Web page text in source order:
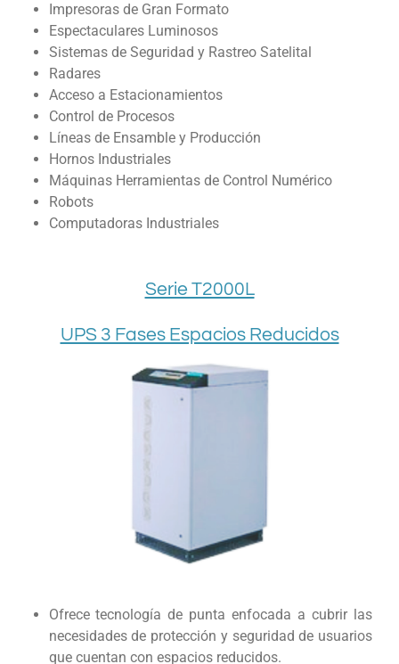
Impresoras de Gran Formato
Espectaculares Luminosos
Sistemas de Seguridad y Rastreo Satelital
Radares
Acceso a Estacionamientos
Control de Procesos
Líneas de Ensamble y Producción
Hornos Industriales
Máquinas Herramientas de Control Numérico
Robots
Computadoras Industriales
Serie T2000L
UPS 3 Fases Espacios Reducidos
Ofrece tecnología de punta enfocada a cubrir las
necesidades de protección y seguridad de usuarios
que cuentan con espacios reducidos.